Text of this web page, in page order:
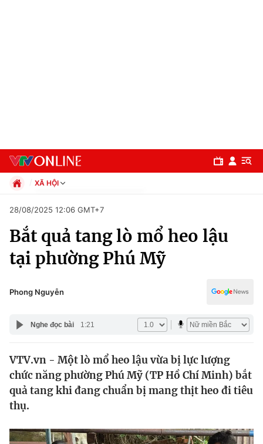
Chuyên mục
Chính trị
Xã hội
Y tế
Thế giới
Tin tức
Kinh tế
XÃ HỘI
Xã hội
Pháp luật
Kinh tế
Thể thao
Văn hóa - Giải trí
Đời sống
Giáo dục
28/08/2025 12:06 GMT+7
Bắt quả tang lò mổ heo lậu
tại phường Phú Mỹ
Phong Nguyễn
Nghe đọc bài 1:21
VTV.vn - Một lò mổ heo lậu vừa bị lực lượng
chức năng phường Phú Mỹ (TP Hồ Chí Minh) bắt
quả tang khi đang chuẩn bị mang thịt heo đi tiêu
thụ.